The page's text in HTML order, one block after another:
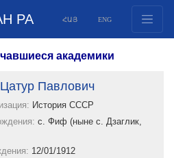
РА ՀԱՅ ENG
академики
Павлович
История СССР
с. Фиф (ныне с. Дзаглик,
12/01/1912